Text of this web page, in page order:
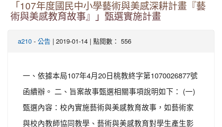
「107年度國民中小學藝術與美感深耕計畫『藝
術與美感教育故事』」甄選實施計畫
a210 - 公告 | 2019-01-14 | 點閱數： 556
一、依據本局107年4月20日桃教終字第1070026877號
函續辦。 二、旨案故事甄選相關事項說明如下： (一)
甄選內容：校內實施藝術與美感教育故事，如藝術家
與校內教師協同教學、藝術與美感教育對學生產生影